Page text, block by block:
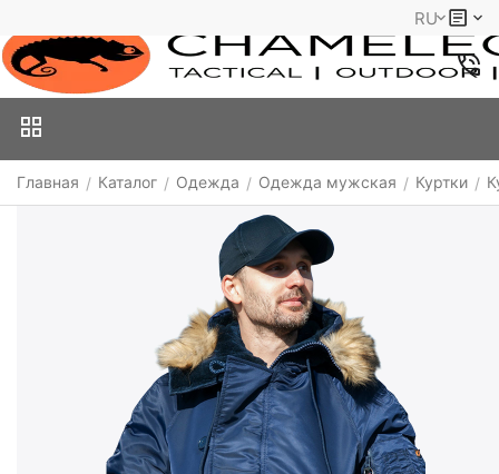
RU
Главная / Каталог / Одежда / Одежда мужская / Куртки /